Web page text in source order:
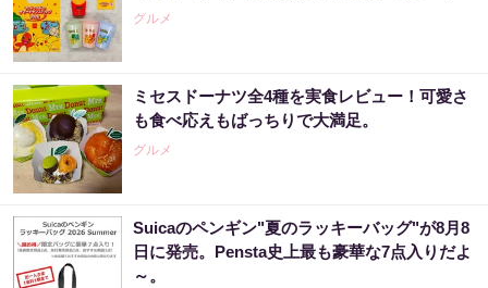
グルメ
ミセスドーナツ全4種を実食レビュー！可愛さ
も食べ応えもばっちりで大満足。
グルメ
Suicaのペンギン"夏のラッキーバッグ"が8月8
日に発売。Pensta史上最も豪華な7点入りだよ
～。